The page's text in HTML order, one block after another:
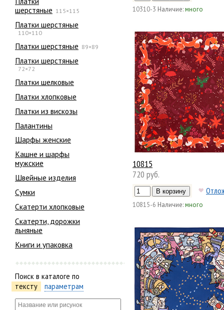
шерстяные 115×115
Платки шерстяные
110×110
Платки шерстяные 89×89
Платки шерстяные
72×72
Платки шелковые
Платки хлопковые
Платки из вискозы
Палантины
Шарфы женские
Кашне и шарфы
мужские
Швейные изделия
Сумки
Скатерти хлопковые
Скатерти, дорожки
льняные
Книги и упаковка
Поиск в каталоге по
тексту
параметрам
10310-3 Наличие:много
10815
720 руб.
10815-6 Наличие:много